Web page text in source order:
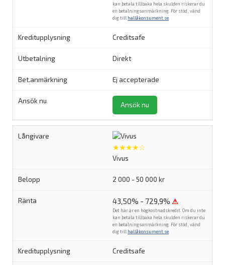
kan betala tillbaka hela skulden riskerar du
en betalningsanmärkning. För stöd, vänd
dig till hallåkonsument.se
Creditsafe
Direkt
Ej accepterade
Ansök nu
★★★★☆
Vivus
2 000 - 50 000 kr
43,50% - 729,9% ⚠
Det här är en högkostnadskredit. Om du inte
kan betala tillbaka hela skulden riskerar du
en betalningsanmärkning. För stöd, vänd
dig till hallåkonsument.se
Creditsafe